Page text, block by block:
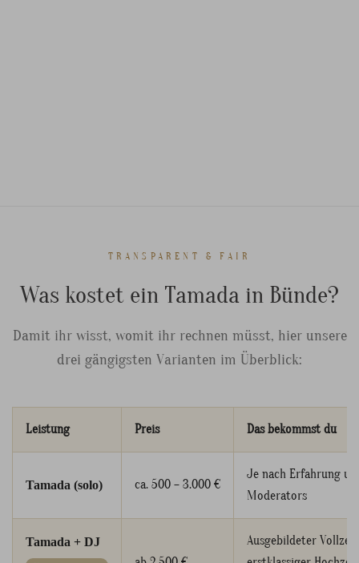
TRANSPARENT & FAIR
Was kostet ein Tamada in Bünde?
Damit ihr wisst, womit ihr rechnen müsst, hier unsere
drei gängigsten Varianten im Überblick:
Leistung Preis Das bekommst du
Tamada (solo) ca. 500 – 3.000 €
Je nach Erfahrung
Moderators
Tamada + DJ
Ausgebildeter